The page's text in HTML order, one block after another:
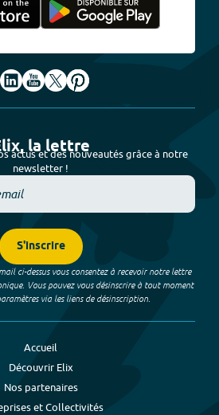
la lettre
actus et des nouveautés grâce à notre
newsletter !
S'inscrire
ci-dessus vous consentez à recevoir notre lettre
Vous pouvez vous désinscrire à tout moment
via les liens de désinscription.
Accueil
Découvrir Elix
Nos partenaires
et Collectivités